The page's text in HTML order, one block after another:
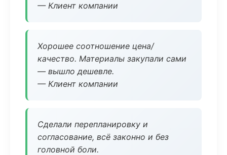
— Клиент компании
Хорошее соотношение цена/
качество. Материалы закупали сами
— вышло дешевле.
— Клиент компании
Сделали перепланировку и
согласование, всё законно и без
головной боли.